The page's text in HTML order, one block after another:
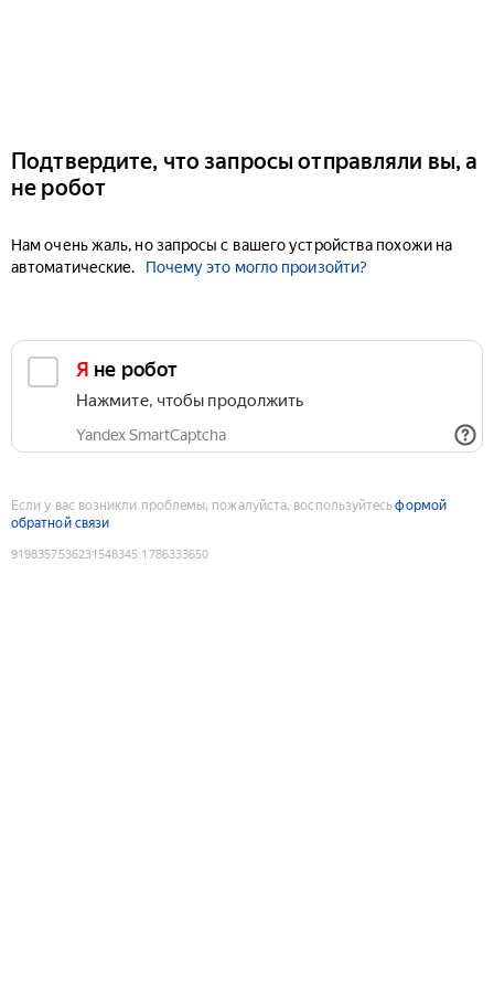
Подтвердите, что запросы отправляли вы, а
не робот
Нам очень жаль, но запросы с вашего устройства похожи на
автоматические.
Почему это могло произойти?
Я не робот
Нажмите, чтобы продолжить
Yandex SmartCaptcha
Если у вас возникли проблемы, пожалуйста, воспользуйтесьформой
обратной связи
9198357536231548345:1786333650